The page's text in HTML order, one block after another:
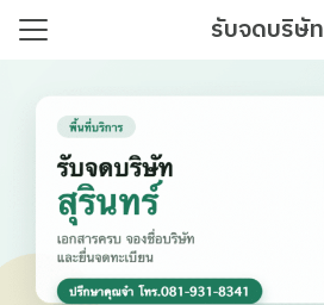
Skip
รับจดบริษัท
ษัท เริ่มต้นง่าย เอกสารครบ